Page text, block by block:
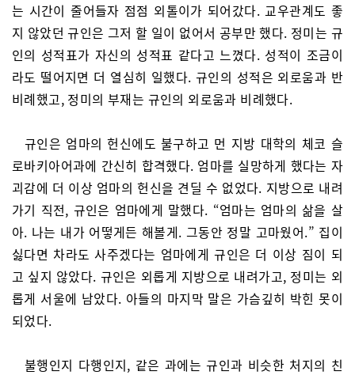
는 시간이 줄어들자 점점 외톨이가 되어갔다. 교우관계도 좋
지 않았던 규인은 그저 할 일이 없어서 공부만 했다. 정미는 규
인의 성적표가 자신의 성적표 같다고 느꼈다. 성적이 조금이
라도 떨어지면 더 열심히 일했다. 규인의 성적은 외로움과 반
비례했고, 정미의 부재는 규인의 외로움과 비례했다.
규인은 엄마의 헌신에도 불구하고 먼 지방 대학의 체코 슬
로바키아어과에 간신히 합격했다. 엄마를 실망하게 했다는 자
괴감에 더 이상 엄마의 헌신을 견딜 수 없었다. 지방으로 내려
가기 직전, 규인은 엄마에게 말했다. “엄마는 엄마의 삶을 살
아. 나는 내가 어떻게든 해볼게. 그동안 정말 고마웠어.” 집이
싫다면 차라도 사주겠다는 엄마에게 규인은 더 이상 짐이 되
고 싶지 않았다. 규인은 외롭게 지방으로 내려가고, 정미는 외
롭게 서울에 남았다. 아들의 마지막 말은 가슴깊히 박힌 못이
되었다.
불행인지 다행인지, 같은 과에는 규인과 비슷한 처지의 친